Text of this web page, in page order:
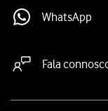
WhatsApp
Fala